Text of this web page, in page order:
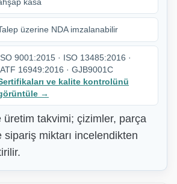
üzerine NDA imzalanabilir
9001:2015 · ISO 13485:2016 ·
16949:2016 · GJB9001C
ve kalite kontrolünü
→
üretim takvimi; çizimler, parça
sipariş miktarı incelendikten